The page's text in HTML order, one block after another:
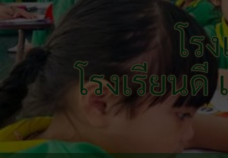
โร
โรงเรียน